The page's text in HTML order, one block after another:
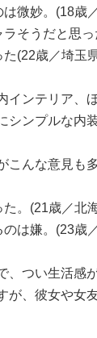
微妙。(18歳
そうだと思
(22歳／埼玉
インテリア、
ンプルな内
んな意見も
。(21歳／北
は嫌。(23歳
、つい生活感
が、彼女や女